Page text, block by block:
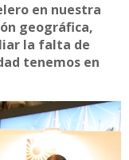
en nuestra
geográfica,
la falta de
tenemos en